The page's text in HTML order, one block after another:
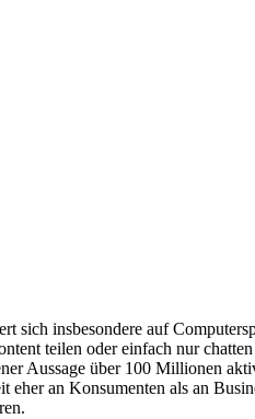
sich insbesondere auf
teilen oder einfach nur
Aussage über 100 Millionen
an Konsumenten als an